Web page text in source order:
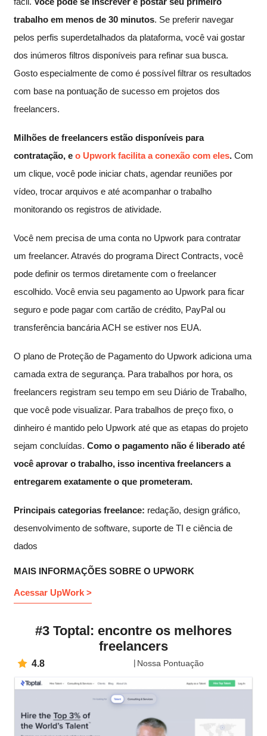
trabalho em menos de 30 minutos. Se preferir navegar
pelos perfis superdetalhados da plataforma, você vai gostar
dos inúmeros filtros disponíveis para refinar sua busca.
Gosto especialmente de como é possível filtrar os resultados
com base na pontuação de sucesso em projetos dos
freelancers.
Milhões de freelancers estão disponíveis para
contratação, e o Upwork facilita a conexão com eles. Com
um clique, você pode iniciar chats, agendar reuniões por
vídeo, trocar arquivos e até acompanhar o trabalho
monitorando os registros de atividade.
Você nem precisa de uma conta no Upwork para contratar
um freelancer. Através do programa Direct Contracts, você
pode definir os termos diretamente com o freelancer
escolhido. Você envia seu pagamento ao Upwork para ficar
seguro e pode pagar com cartão de crédito, PayPal ou
transferência bancária ACH se estiver nos EUA.
O plano de Proteção de Pagamento do Upwork adiciona uma
camada extra de segurança. Para trabalhos por hora, os
freelancers registram seu tempo em seu Diário de Trabalho,
que você pode visualizar. Para trabalhos de preço fixo, o
dinheiro é mantido pelo Upwork até que as etapas do projeto
sejam concluídas. Como o pagamento não é liberado até
você aprovar o trabalho, isso incentiva freelancers a
entregarem exatamente o que prometeram.
Principais categorias freelance: redação, design gráfico,
desenvolvimento de software, suporte de TI e ciência de
dados
MAIS INFORMAÇÕES SOBRE O UPWORK
Acessar UpWork >
#3 Toptal: encontre os melhores
freelancers
4.8 Nossa Pontuação